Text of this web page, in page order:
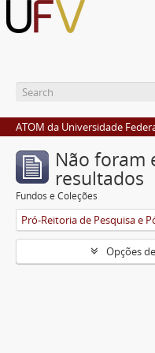
ATOM da Universidade
Não foram
resultados
Fundos e Coleções
Opções